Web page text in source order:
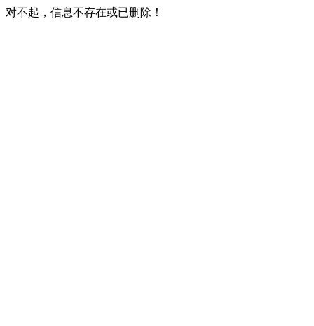
对不起，信息不存在或已删除！